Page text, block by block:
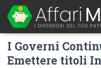
I Governi
Emettere titoli